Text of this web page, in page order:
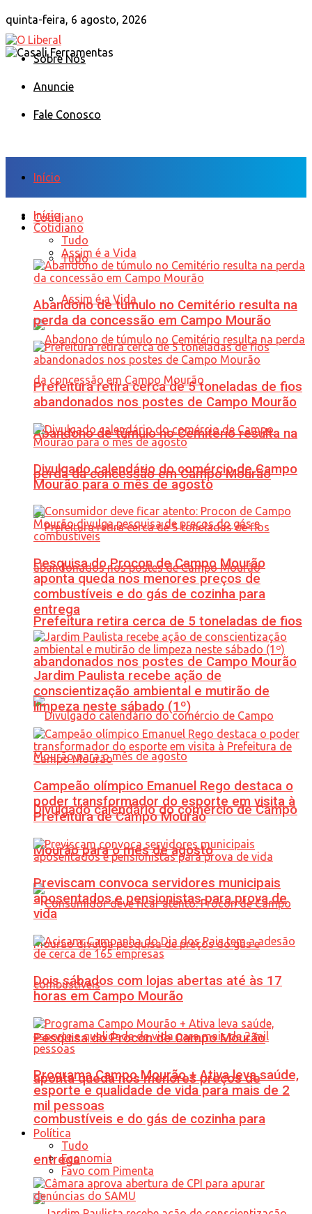
quinta-feira, 6 agosto, 2026
Sobre Nós
Anuncie
Fale Conosco
Início
Cotidiano
Tudo
Assim é a Vida
Abandono de túmulo no Cemitério resulta na
perda da concessão em Campo Mourão
Prefeitura retira cerca de 5 toneladas de fios
abandonados nos postes de Campo Mourão
Divulgado calendário do comércio de Campo
Mourão para o mês de agosto
Pesquisa do Procon de Campo Mourão
aponta queda nos menores preços de
combustíveis e do gás de cozinha para
entrega
Início
Cotidiano
Tudo
Assim é a Vida
Abandono de túmulo no Cemitério resulta na
perda da concessão em Campo Mourão
Prefeitura retira cerca de 5 toneladas de fios
abandonados nos postes de Campo Mourão
Divulgado calendário do comércio de Campo
Mourão para o mês de agosto
Pesquisa do Procon de Campo Mourão
aponta queda nos menores preços de
combustíveis e do gás de cozinha para
entrega
Jardim Paulista recebe ação de
conscientização ambiental e mutirão de
limpeza neste sábado (1º)
Campeão olímpico Emanuel Rego destaca o
poder transformador do esporte em visita à
Prefeitura de Campo Mourão
Previscam convoca servidores municipais
aposentados e pensionistas para prova de
vida
Dois sábados com lojas abertas até às 17
horas em Campo Mourão
Programa Campo Mourão + Ativa leva saúde,
esporte e qualidade de vida para mais de 2
mil pessoas
Política
Tudo
Economia
Favo com Pimenta